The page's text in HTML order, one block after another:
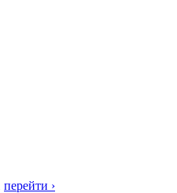
перейти ›